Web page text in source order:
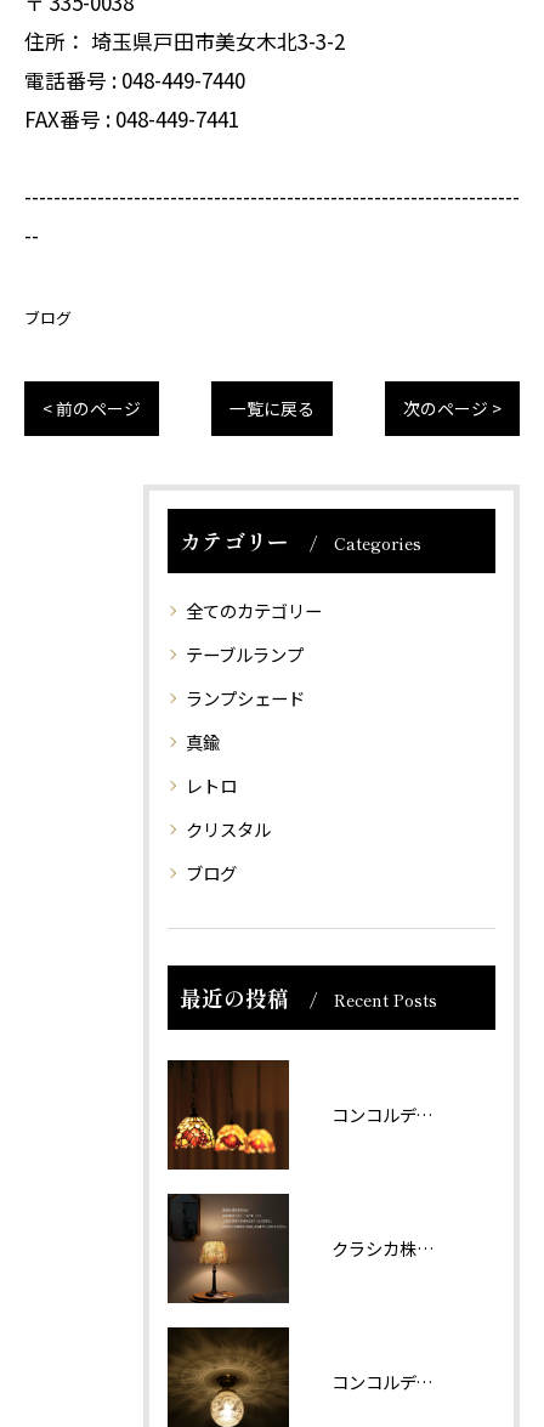
住所： 埼玉県戸田市美女木北3-3-2
電話番号 : 048-449-7440
FAX番号 : 048-449-7441
--------------------------------------------------------------------
--
ブログ
< 前のページ 一覧に戻る 次のページ >
カテゴリー Categories
全てのカテゴリー
テーブルランプ
ランプシェード
真鍮
レトロ
クリスタル
ブログ
最近の投稿 Recent Posts
コンコルディア照明 販売について
クラシカ株式会社では夏期休業をいただきます。
コンコルディアのシリーズより天井灯です。